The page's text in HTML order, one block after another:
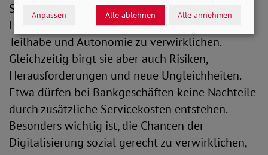
Sie bringt neue Möglichkeiten mit sich, das
Leben im Alter zu gestalten sowie soziale
Teilhabe und Autonomie zu verwirklichen.
Gleichzeitig birgt sie aber auch Risiken,
Herausforderungen und neue Ungleichheiten.
Etwa dürfen bei Bankgeschäften keine Nachteile
durch zusätzliche Servicekosten entstehen.
Besonders wichtig ist, die Chancen der
Digitalisierung sozial gerecht zu verwirklichen,
Anpassen Alle ablehnen Alle annehmen